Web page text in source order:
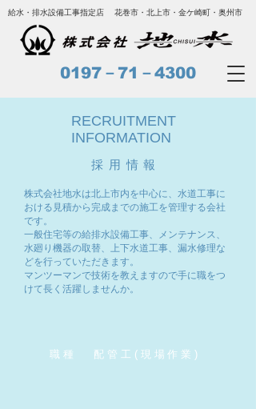
給水・排水設備工事指定店
0197－71－4300
​花巻市・北上市・金ケ崎町・奥州市
RECRUITMENT
INFORMATION
​採用情報
株式会社地水は北上市内を中心に、水道工事に
おける見積から完成までの施工を管理する会社
です。
一般住宅等の給排水設備工事、メンテナンス、
水廻り機器の取替、上下水道工事、漏水修理な
どを行っていただきます。
マンツーマンで技術を教えますので手に職をつ
けて長く活躍しませんか。
​配管工(現場作業)
​職種